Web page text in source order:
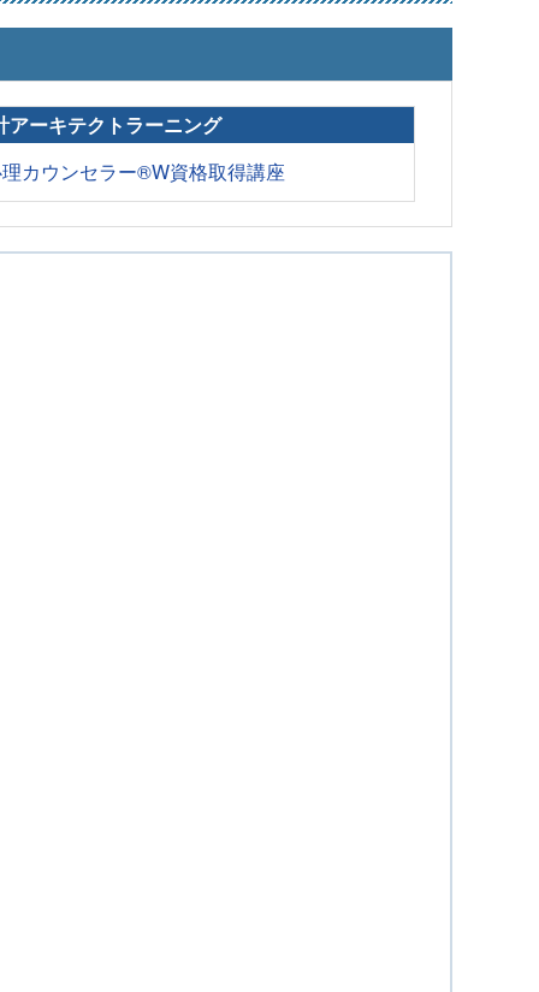
アーキテクトラーニング
カウンセラー®W資格取得講座